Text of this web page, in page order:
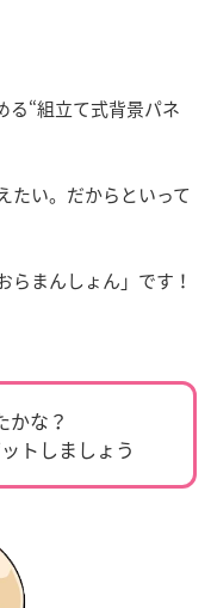
る“組立て式背景パネ
たい。だからといって
らまんしょん」です！
かな？
トしましょう